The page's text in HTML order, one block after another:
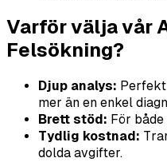
Varför välja vår
Felsökning?
Djup analys:
mer än en enkel
Brett stöd: För
Tydlig kostnad:
dolda avgifter.